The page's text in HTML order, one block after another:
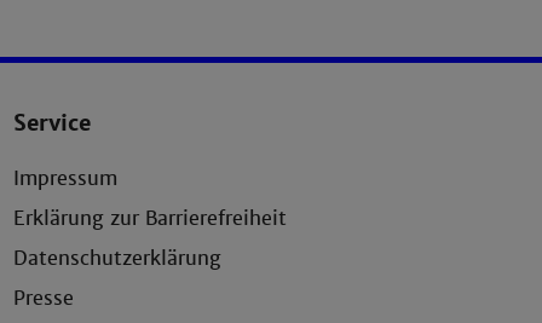
Service
Impressum
Erklärung zur Barrierefreiheit
Datenschutzerklärung
Presse